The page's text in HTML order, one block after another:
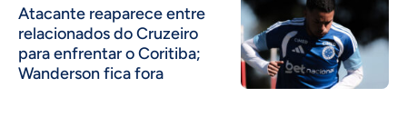
Atacante reaparece entre
relacionados do Cruzeiro
para enfrentar o Coritiba;
Wanderson fica fora